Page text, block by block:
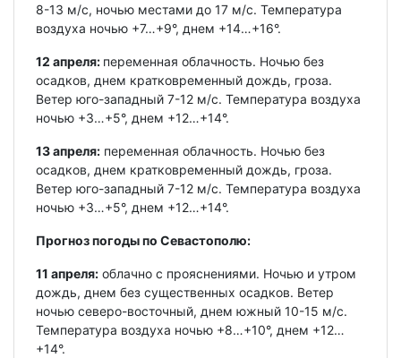
8-13 м/с, ночью местами до 17 м/с. Температура
воздуха ночью +7…+9°, днем +14…+16°.
12 апреля: переменная облачность. Ночью без
осадков, днем кратковременный дождь, гроза.
Ветер юго-западный 7-12 м/с. Температура воздуха
ночью +3…+5°, днем +12…+14°.
13 апреля: переменная облачность. Ночью без
осадков, днем кратковременный дождь, гроза.
Ветер юго-западный 7-12 м/с. Температура воздуха
ночью +3…+5°, днем +12…+14°.
Прогноз погоды по Севастополю:
11 апреля: облачно с прояснениями. Ночью и утром
дождь, днем без существенных осадков. Ветер
ночью северо-восточный, днем южный 10-15 м/с.
Температура воздуха ночью +8…+10°, днем +12…
+14°.